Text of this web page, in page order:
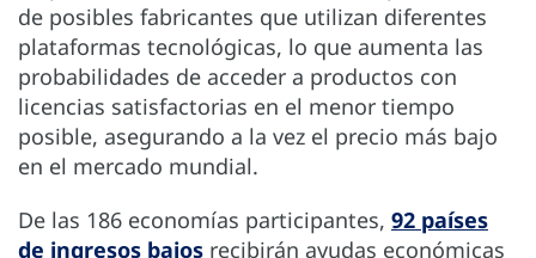
de posibles fabricantes que utilizan diferentes
plataformas tecnológicas, lo que aumenta las
probabilidades de acceder a productos con
licencias satisfactorias en el menor tiempo
posible, asegurando a la vez el precio más bajo
en el mercado mundial.
De las 186 economías participantes, 92 países
de ingresos bajos recibirán ayudas económicas